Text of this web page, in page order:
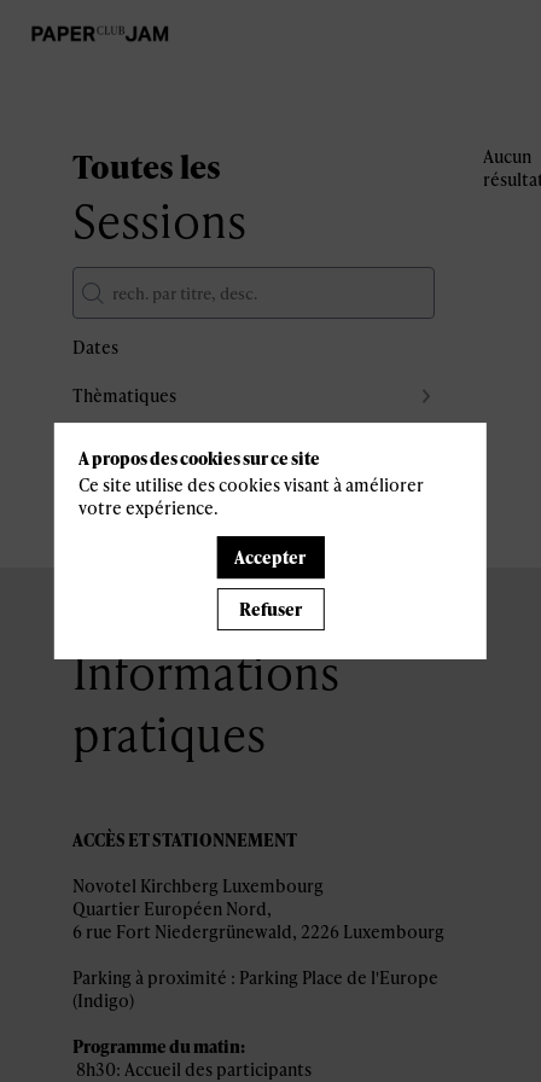
Toutes les
Sessions
Dates
Thèmatiques
Effacer tous les filtres
Aucun
Informations
pratiques
ACCÈS ET STATIONNEMENT
Novotel Kirchberg Luxembourg
Quartier Européen Nord,
Parking à proximité : Parking Place de l'Europe
(Indigo)
Programme du matin:
8h30: Accueil des participants
A propos des cookies sur ce site
Ce site utilise des cookies visant à améliorer
votre expérience.
Accepter
Refuser